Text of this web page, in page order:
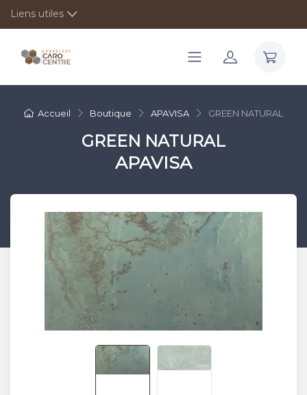
Liens utiles
Accueil Boutique APAVISA GREEN NATURAL
GREEN NATURAL
APAVISA